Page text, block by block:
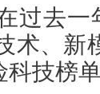
过去
术、新
科技榜